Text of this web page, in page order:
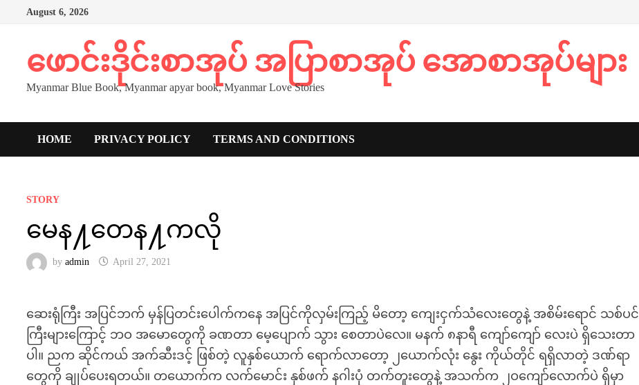
August 6, 2026
ဖောင်းဒိုင်းစာအုပ် အပြာစာအုပ် အောစာအုပ်များ
Myanmar Blue Book, Myanmar apyar book, Myanmar Love Stories
HOME PRIVACY POLICY TERMS AND CONDITIONS
STORY
မေန႔တေန႔ကလို
byadmin April 27, 2021
ဆေးရုံကြီး အပြင်ဘက် မှန်ပြတင်းပေါက်ကနေ အပြင်ကိုလှမ်းကြည့် မိတော့ ကျေးငှက်သံလေးတွေနဲ့ အစိမ်းရောင် သစ်ပင်
ကြီးများကြောင့် ဘဝ အမောတွေကို ခဏတာ မေ့ပျောက် သွား စေတာပဲလေ။ မနက် ၈နာရီ ကျော်ကျော် လေးပဲ ရှိသေးတာ
ပါ။ ညက ဆိုင်ကယ် အက်ဆီးဒင့် ဖြစ်တဲ့ လူနှစ်ယောက် ရောက်လာတော့ ၂ယောက်လုံး နွေး ကိုယ်တိုင် ရရှိလာတဲ့ ဒဏ်ရာ
တွေကို ချုပ်ပေးရတယ်။ တယောက်က လက်မောင်း နှစ်ဖက် နဂါးပုံ တက်တူးတွေနဲ့ အသက်က ၂ဝကျော်လောက်ပဲ ရှိမှာ